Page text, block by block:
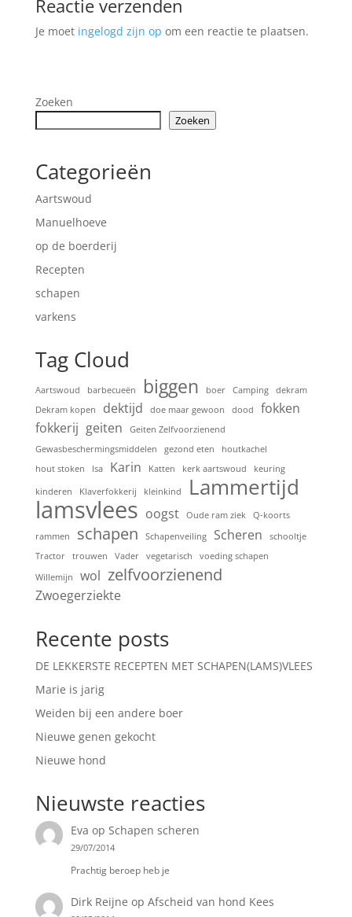
Reactie verzenden
Je moet ingelogd zijn op om een reactie te plaatsen.
Zoeken
Zoeken
Categorieën
Aartswoud
Manuelhoeve
op de boerderij
Recepten
schapen
varkens
Tag Cloud
Aartswoud barbecueën biggen boer Camping
dekram
Dekram kopen
dektijd doe maar gewoon dood
fokken
fokkerij geiten
Geiten Zelfvoorzienend
Gewasbeschermingsmiddelen
gezond eten
houtkachel
hout stoken
Isa Karin Katten kerk aartswoud keuring
kinderen Klaverfokkerij kleinkind Lammertijd
lamsvlees oogst Oude ram ziek
Q-koorts
rammen
schapen Schapenveiling Scheren
schooltje
Tractor
trouwen Vader vegetarisch
voeding schapen
Willemijn
wol zelfvoorzienend
Zwoegerziekte
Recente posts
DE LEKKERSTE RECEPTEN MET SCHAPEN(LAMS)VLEES
Marie is jarig
Weiden bij een andere boer
Nieuwe genen gekocht
Nieuwe hond
Nieuwste reacties
Eva opSchapen scheren
29/07/2014
Prachtig beroep heb je
Dirk Reijne opAfscheid van hond Kees